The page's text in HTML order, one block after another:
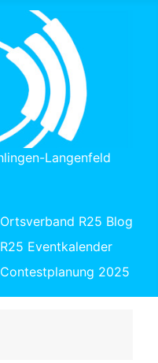
Langenfeld
Ortsverband R25 Blog
R25 Eventkalender
Contestplanung 2025